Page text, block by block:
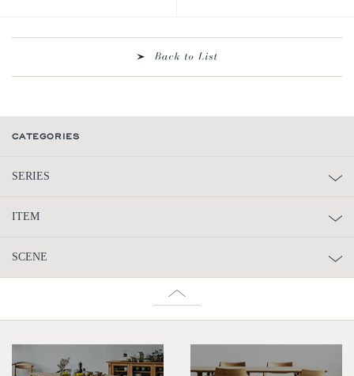
CATEGORIES
SERIES
ITEM
SCENE